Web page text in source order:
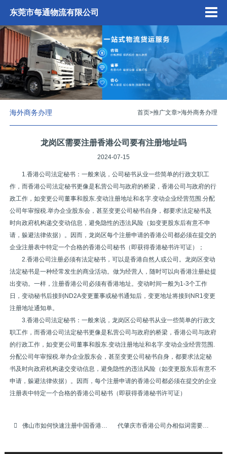
东莞市每通物流有限公司
海外商务办理 首页>推广文章>海外商务办理
龙岗区需要注册香港公司要有注册地址吗
2024-07-15
1.香港公司法定秘书：一般来说，公司秘书从业一些简单的行政文职工
作，而香港公司法定秘书更像是私营公司与政府的桥梁，香港公司与政府的行
政工作，如变更公司董事和股东.变动注册地址和名字.变动企业经营范围.分配
公司年审报税.举办企业股东会，甚至变更公司秘书自身，都要求法定秘书及
时向政府机构递交变动信息，避免隐性的违法风险（如变更股东后有意不申
请，躲避法律依据）。因而，龙岗区每个注册申请的香港公司都必须在提交的
企业注册表中特定一个合格的香港公司秘书（即获得香港秘书许可证）；
2.香港公司注册必须有法定秘书，可以是香港自然人或公司。龙岗区变动
法定秘书是一种经常发生的商业活动。做为经营人，随时可以向香港注册处提
出变动。一样，注册香港公司必须有香港地址。变动时间一般为1-3个工作
日，变动秘书后接到ND2A变更董事或秘书通知后，变更地址将接到NR1变更
注册地址通知单。
3.香港公司法定秘书：一般来说，龙岗区公司秘书从业一些简单的行政文
职工作，而香港公司法定秘书更像是私营公司与政府的桥梁，香港公司与政府
的行政工作，如变更公司董事和股东.变动注册地址和名字.变动企业经营范围.
分配公司年审报税.举办企业股东会，甚至变更公司秘书自身，都要求法定秘
书及时向政府机构递交变动信息，避免隐性的违法风险（如变更股东后有意不
申请，躲避法律依据）。因而，每个注册申请的香港公司都必须在提交的企业
注册表中特定一个合格的香港公司秘书（即获得香港秘书许可证）
佛山市如何快速注册中国香港公司 代肇庆市香港公司办相似词需要多少钱